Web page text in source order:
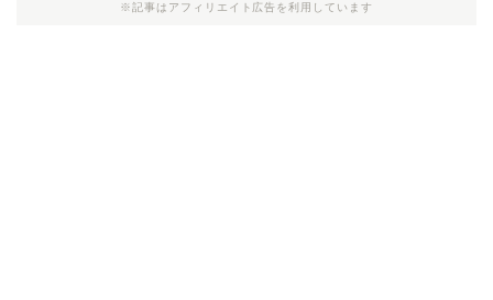
※記事はアフィリエイト広告を利用しています